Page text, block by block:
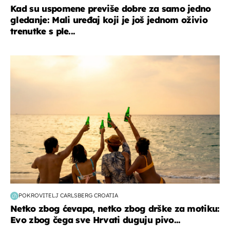
Kad su uspomene previše dobre za samo jedno
gledanje: Mali uređaj koji je još jednom oživio
trenutke s ple...
POKROVITELJ CARLSBERG CROATIA
Netko zbog ćevapa, netko zbog drške za motiku:
Evo zbog čega sve Hrvati duguju pivo...